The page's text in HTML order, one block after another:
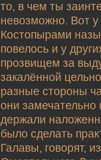
то, в чем ты
невозможно. Вот
Костопырами
повелось и у
прозвищем за
закалённой
разные стороны
они
держали
было сделать
Галавы, говорят,